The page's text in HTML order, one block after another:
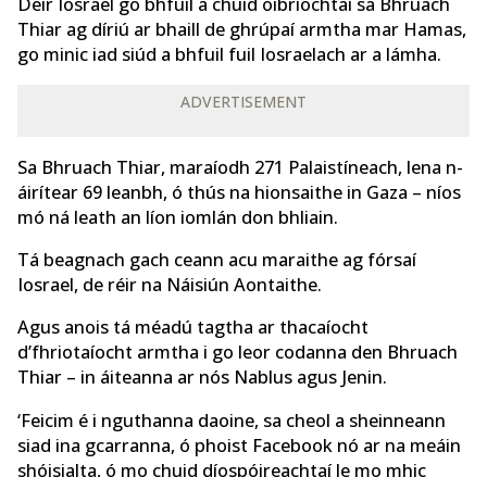
Thiar ag díriú ar bhaill de ghrúpaí armtha mar Hamas,
go minic iad siúd a bhfuil fuil Iosraelach ar a lámha.
ADVERTISEMENT
Sa Bhruach Thiar, maraíodh 271 Palaistíneach, lena n-
áirítear 69 leanbh, ó thús na hionsaithe in Gaza – níos
mó ná leath an líon iomlán don bhliain.
Tá beagnach gach ceann acu maraithe ag fórsaí
Iosrael, de réir na Náisiún Aontaithe.
Agus anois tá méadú tagtha ar thacaíocht
d’fhriotaíocht armtha i go leor codanna den Bhruach
Thiar – in áiteanna ar nós Nablus agus Jenin.
‘Feicim é i nguthanna daoine, sa cheol a sheinneann
siad ina gcarranna, ó phoist Facebook nó ar na meáin
shóisialta, ó mo chuid díospóireachtaí le mo mhic